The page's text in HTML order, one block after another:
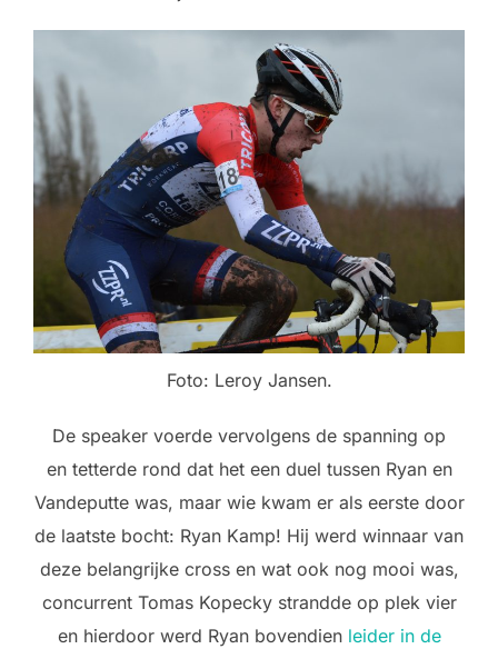
Foto: Leroy Jansen.
De speaker voerde vervolgens de spanning op
en tetterde rond dat het een duel tussen Ryan en
Vandeputte was, maar wie kwam er als eerste door
de laatste bocht: Ryan Kamp! Hij werd winnaar van
deze belangrijke cross en wat ook nog mooi was,
concurrent Tomas Kopecky strandde op plek vier
en hierdoor werd Ryan bovendien leider in de